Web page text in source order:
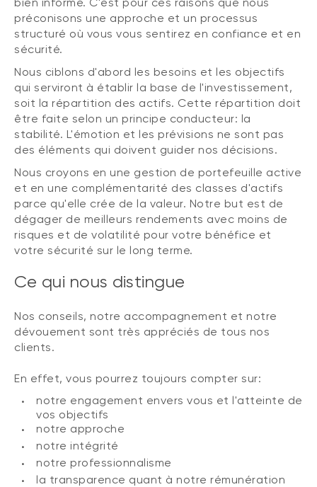
préconisons une approche et un processus
structuré où vous vous sentirez en confiance et en
sécurité.
Nous ciblons d'abord les besoins et les objectifs
qui serviront à établir la base de l'investissement,
soit la répartition des actifs. Cette répartition doit
être faite selon un principe conducteur: la
stabilité. L'émotion et les prévisions ne sont pas
des éléments qui doivent guider nos décisions.
Nous croyons en une gestion de portefeuille active
et en une complémentarité des classes d'actifs
parce qu'elle crée de la valeur. Notre but est de
dégager de meilleurs rendements avec moins de
risques et de volatilité pour votre bénéfice et
votre sécurité sur le long terme.
Ce qui nous distingue
Nos conseils, notre accompagnement et notre
dévouement sont très appréciés de tous nos
clients.
En effet, vous pourrez toujours compter sur:
notre engagement envers vous et l'atteinte de
vos objectifs
notre approche
notre intégrité
notre professionnalisme
la transparence quant à notre rémunération